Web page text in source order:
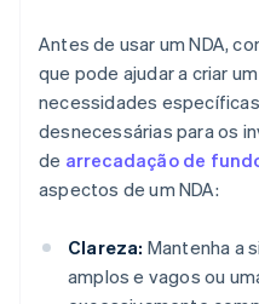
Antes de usar um NDA,
que pode ajudar a criar
necessidades
desnecessárias para os
de arrecadação de
aspectos de um NDA:
Clareza: Mantenha a
amplos e vagos ou